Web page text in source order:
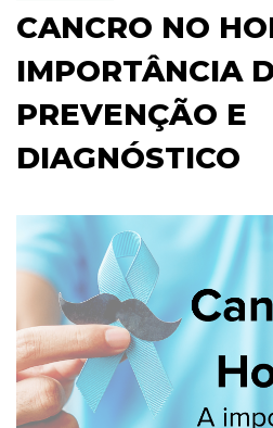
CANCRO NO
IMPORTÂNCIA
PREVENÇÃO E
DIAGNÓSTICO